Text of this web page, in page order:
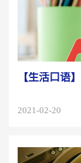
【生活口语】
2021-02-20